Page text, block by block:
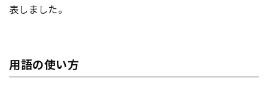
表しました。
用語の使い方